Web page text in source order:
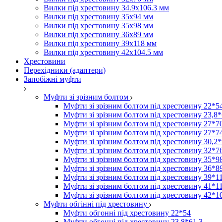
Вилки під хрестовину 34.9х106.3 мм
Вилки під хрестовину 35х94 мм
Вилки під хрестовину 35х98 мм
Вилки під хрестовину 36х89 мм
Вилки під хрестовину 39х118 мм
Вилки під хрестовину 42х104.5 мм
Хрестовини
Перехідники (адаптери)
Запобіжні муфти
Муфти зі зрізним болтом
Муфти зі зрізним болтом під хрестовину
Муфти зі зрізним болтом під хрестовину
Муфти зі зрізним болтом під хрестовину
Муфти зі зрізним болтом під хрестовину
Муфти зі зрізним болтом під хрестовину
Муфти зі зрізним болтом під хрестовину
Муфти зі зрізним болтом під хрестовину
Муфти зі зрізним болтом під хрестовину
Муфти зі зрізним болтом під хрестовину
Муфти зі зрізним болтом під хрестовину
Муфти зі зрізним болтом під хрестовину
Муфти обгінні під хрестовину
Муфти обгонні під хрестовину 22*54